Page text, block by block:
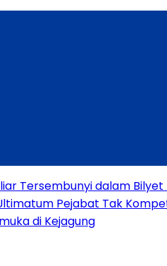
Tersembunyi dalam
Pejabat Tak
di Kejagung